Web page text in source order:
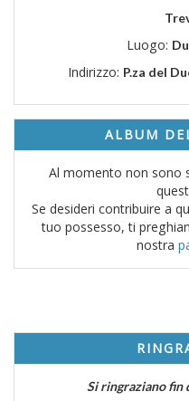
Luogo:
Indirizzo: P.za del
ALBUM
Al momento non sono
Se desideri contribuire a
tuo possesso, ti
nostra
Si ringraziano fin